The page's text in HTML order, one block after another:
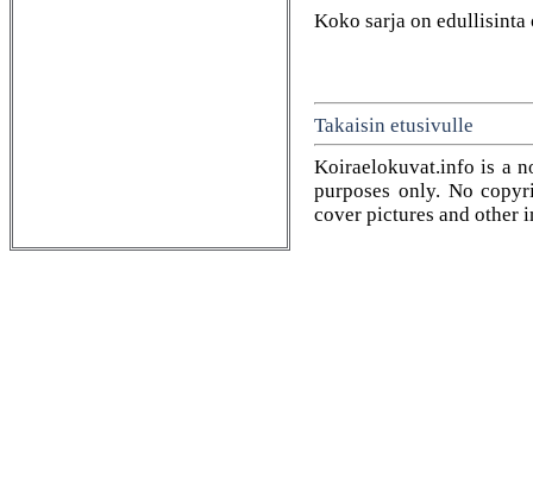
Koko sarja on edullisinta
Takaisin etusivulle
Koiraelokuvat.info is a
purposes only. No
cover pictures and other